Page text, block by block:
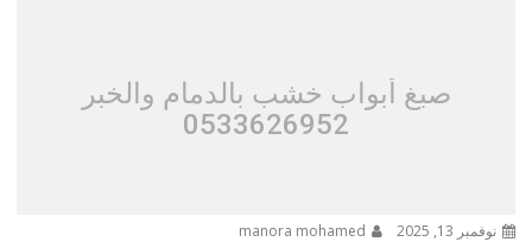
صبغ أبواب خشب بالدمام والخبر
0533626952
نوفمبر 13, 2025